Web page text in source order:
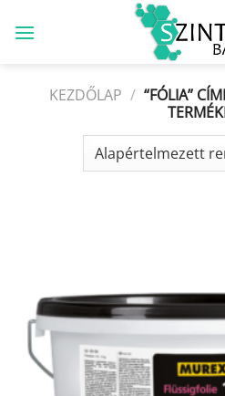
KEZDŐLAP / “FÓLIA”